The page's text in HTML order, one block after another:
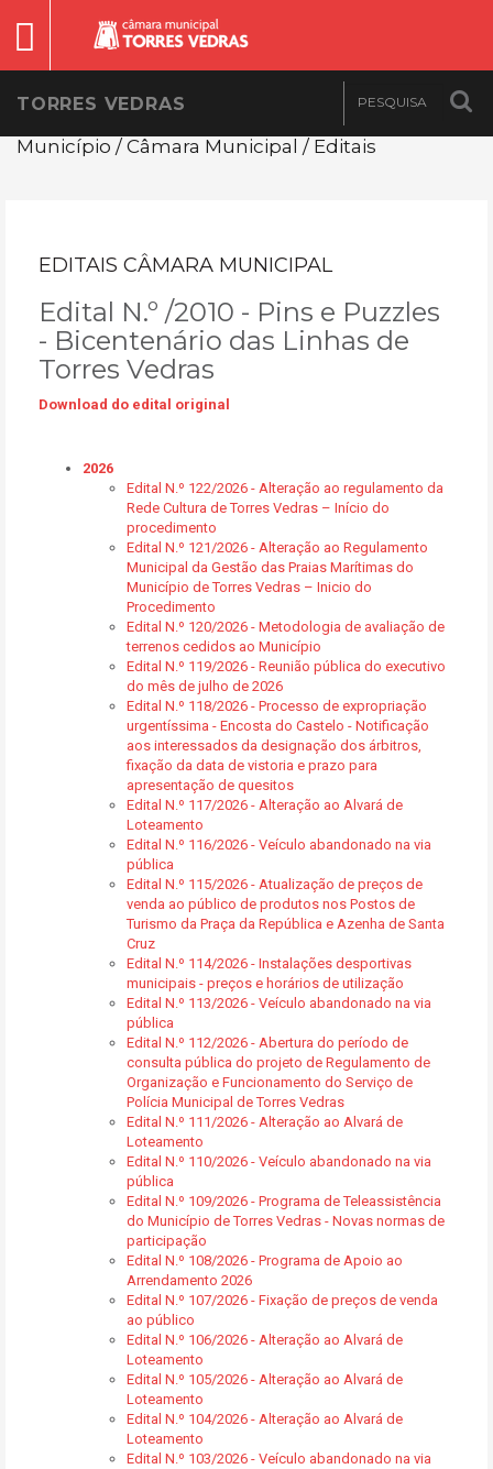
TORRES VEDRAS
Município / Câmara Municipal / Editais
EDITAIS CÂMARA MUNICIPAL
Edital N.º /2010 - Pins e Puzzles
- Bicentenário das Linhas de
Torres Vedras
Download do edital original
2026
Edital N.º 122/2026 - Alteração ao regulamento da
Rede Cultura de Torres Vedras – Início do
procedimento
Edital N.º 121/2026 - Alteração ao Regulamento
Municipal da Gestão das Praias Marítimas do
Município de Torres Vedras – Inicio do
Procedimento
Edital N.º 120/2026 - Metodologia de avaliação de
terrenos cedidos ao Município
Edital N.º 119/2026 - Reunião pública do executivo
do mês de julho de 2026
Edital N.º 118/2026 - Processo de expropriação
urgentíssima - Encosta do Castelo - Notificação
aos interessados da designação dos árbitros,
fixação da data de vistoria e prazo para
apresentação de quesitos
Edital N.º 117/2026 - Alteração ao Alvará de
Loteamento
Edital N.º 116/2026 - Veículo abandonado na via
pública
Edital N.º 115/2026 - Atualização de preços de
venda ao público de produtos nos Postos de
Turismo da Praça da República e Azenha de Santa
Cruz
Edital N.º 114/2026 - Instalações desportivas
municipais - preços e horários de utilização
Edital N.º 113/2026 - Veículo abandonado na via
pública
Edital N.º 112/2026 - Abertura do período de
consulta pública do projeto de Regulamento de
Organização e Funcionamento do Serviço de
Polícia Municipal de Torres Vedras
Edital N.º 111/2026 - Alteração ao Alvará de
Loteamento
Edital N.º 110/2026 - Veículo abandonado na via
pública
Edital N.º 109/2026 - Programa de Teleassistência
do Município de Torres Vedras - Novas normas de
participação
Edital N.º 108/2026 - Programa de Apoio ao
Arrendamento 2026
Edital N.º 107/2026 - Fixação de preços de venda
ao público
Edital N.º 106/2026 - Alteração ao Alvará de
Loteamento
Edital N.º 105/2026 - Alteração ao Alvará de
Loteamento
Edital N.º 104/2026 - Alteração ao Alvará de
Loteamento
Edital N.º 103/2026 - Veículo abandonado na via